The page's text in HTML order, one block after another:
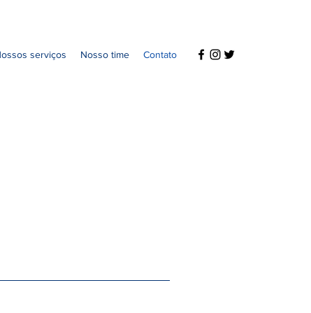
serviços Nosso time Contato